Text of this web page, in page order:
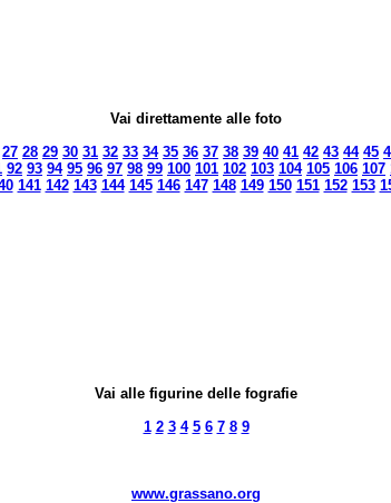
Vai direttamente alle foto
27 28 29 30 31 32 33 34 35 36 37 38 39 40 41 42 43 44 45
92 93 94 95 96 97 98 99 100 101 102 103 104 105 106 107
141 142 143 144 145 146 147 148 149 150 151 152 153
Vai alle figurine delle fografie
1 2 3 4 5 6 7 8 9
www.grassano.org